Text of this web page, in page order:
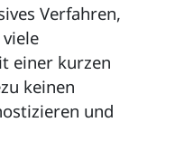
Verfahren,
einer kurzen
keinen
und